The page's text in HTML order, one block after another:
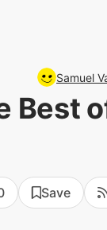
Samuel
Best
Save